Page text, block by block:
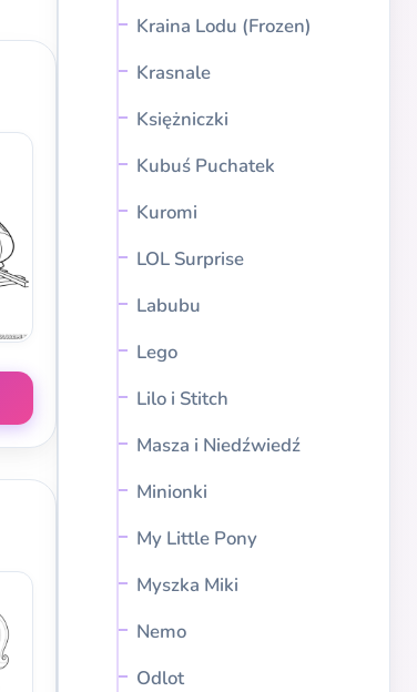
Kraina Lodu (Frozen)
Krasnale
Księżniczki
Kubuś Puchatek
Kuromi
LOL Surprise
Labubu
Lego
Lilo i Stitch
Masza i Niedźwiedź
Minionki
My Little Pony
Myszka Miki
Nemo
Odlot